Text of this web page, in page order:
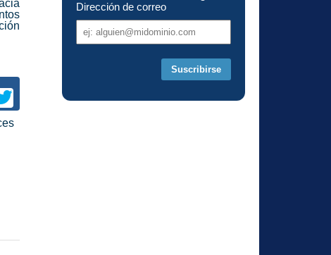
Dirección de correo
de